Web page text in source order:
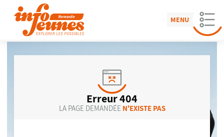
MENU
Erreur 404
LA PAGE DEMANDÉE N'EXISTE PAS